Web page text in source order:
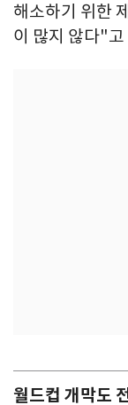
해소하기 위한
이 많지 않다"
월드컵 개막도